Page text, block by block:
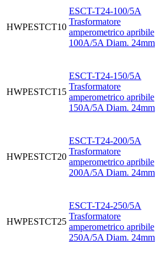
HWPESTCT10
ESCT-T24-100/5A
Trasformatore
amperometrico apribile
100A/5A Diam. 24mm
HWPESTCT15
ESCT-T24-150/5A
Trasformatore
amperometrico apribile
150A/5A Diam. 24mm
HWPESTCT20
ESCT-T24-200/5A
Trasformatore
amperometrico apribile
200A/5A Diam. 24mm
HWPESTCT25
ESCT-T24-250/5A
Trasformatore
amperometrico apribile
250A/5A Diam. 24mm